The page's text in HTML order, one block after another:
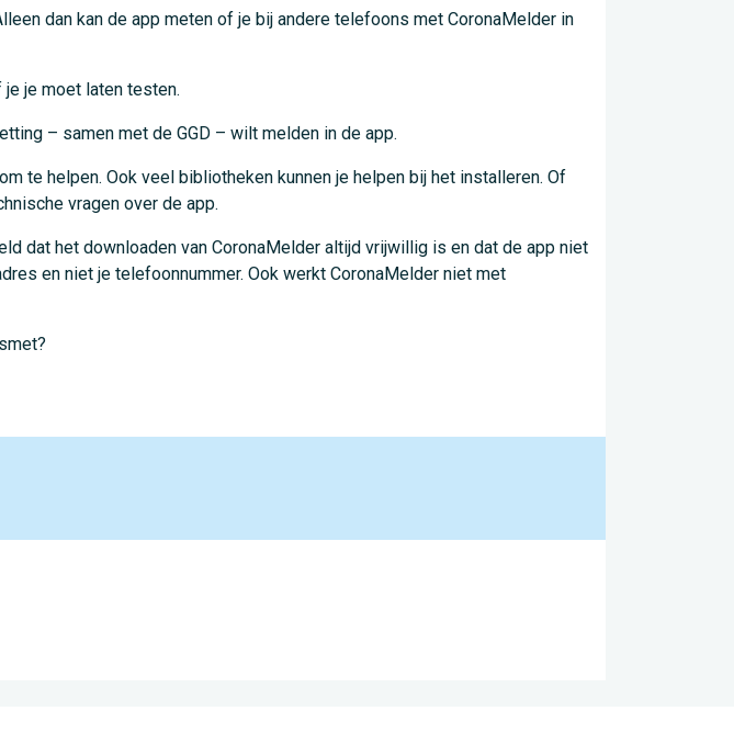
dan kan de app meten of je bij andere telefoons met CoronaMelder in
je je moet laten testen.
– samen met de GGD – wilt melden in de app.
te helpen. Ook veel bibliotheken kunnen je helpen bij het installeren. Of
vragen over de app.
dat het downloaden van CoronaMelder altijd vrijwillig is en dat de app niet
en niet je telefoonnummer. Ook werkt CoronaMelder niet met